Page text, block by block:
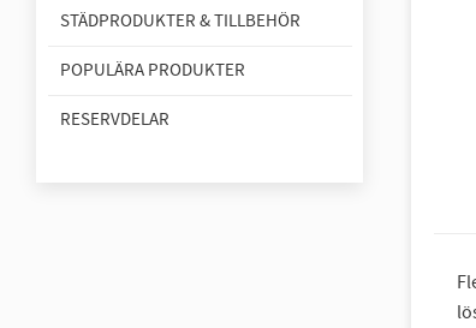
STÄDPRODUKTER & TILLBEHÖR
POPULÄRA PRODUKTER
RESERVDELAR